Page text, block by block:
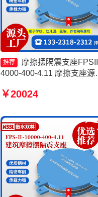
推荐
摩擦摆隔震支座
4000-400-4.11 摩擦支座源
家 隔震支座FPS-Ⅱ-2000-
￥20024